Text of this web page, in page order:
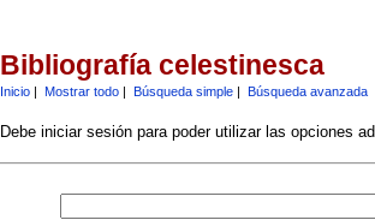
Bibliografía celestinesca
Inicio| Mostrar todo| Búsqueda simple| Búsqueda avanzada
Debe iniciar sesión para poder utilizar las opciones